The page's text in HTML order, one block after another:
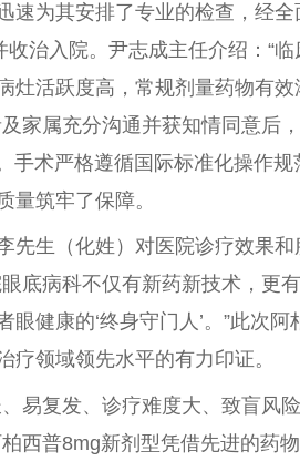
速为其安排了专业的检查，经
治入院。尹志成主任介绍：“
灶活跃度高，常规剂量药物有
家属充分沟通并获知情同意后
手术严格遵循国际标准化操作
量筑牢了保障。
先生（化姓）对医院诊疗效果
底病科不仅有新药新技术，更
健康的‘终身守门人’。”此次
领域领先水平的有力印证。
易复发、诊疗难度大、致盲风
西普8mg新剂型凭借先进的药